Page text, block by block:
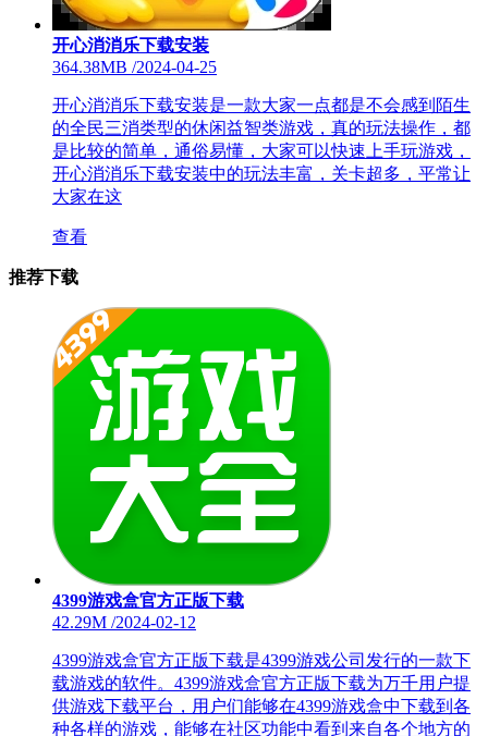
开心消消乐下载安装
364.38MB /2024-04-25
开心消消乐下载安装是一款大家一点都是不会感到陌生
的全民三消类型的休闲益智类游戏，真的玩法操作，都
是比较的简单，通俗易懂，大家可以快速上手玩游戏，
开心消消乐下载安装中的玩法丰富，关卡超多，平常让
大家在这
查看
推荐下载
4399游戏盒官方正版下载
42.29M /2024-02-12
4399游戏盒官方正版下载是4399游戏公司发行的一款下
载游戏的软件。4399游戏盒官方正版下载为万千用户提
供游戏下载平台，用户们能够在4399游戏盒中下载到各
种各样的游戏，能够在社区功能中看到来自各个地方的